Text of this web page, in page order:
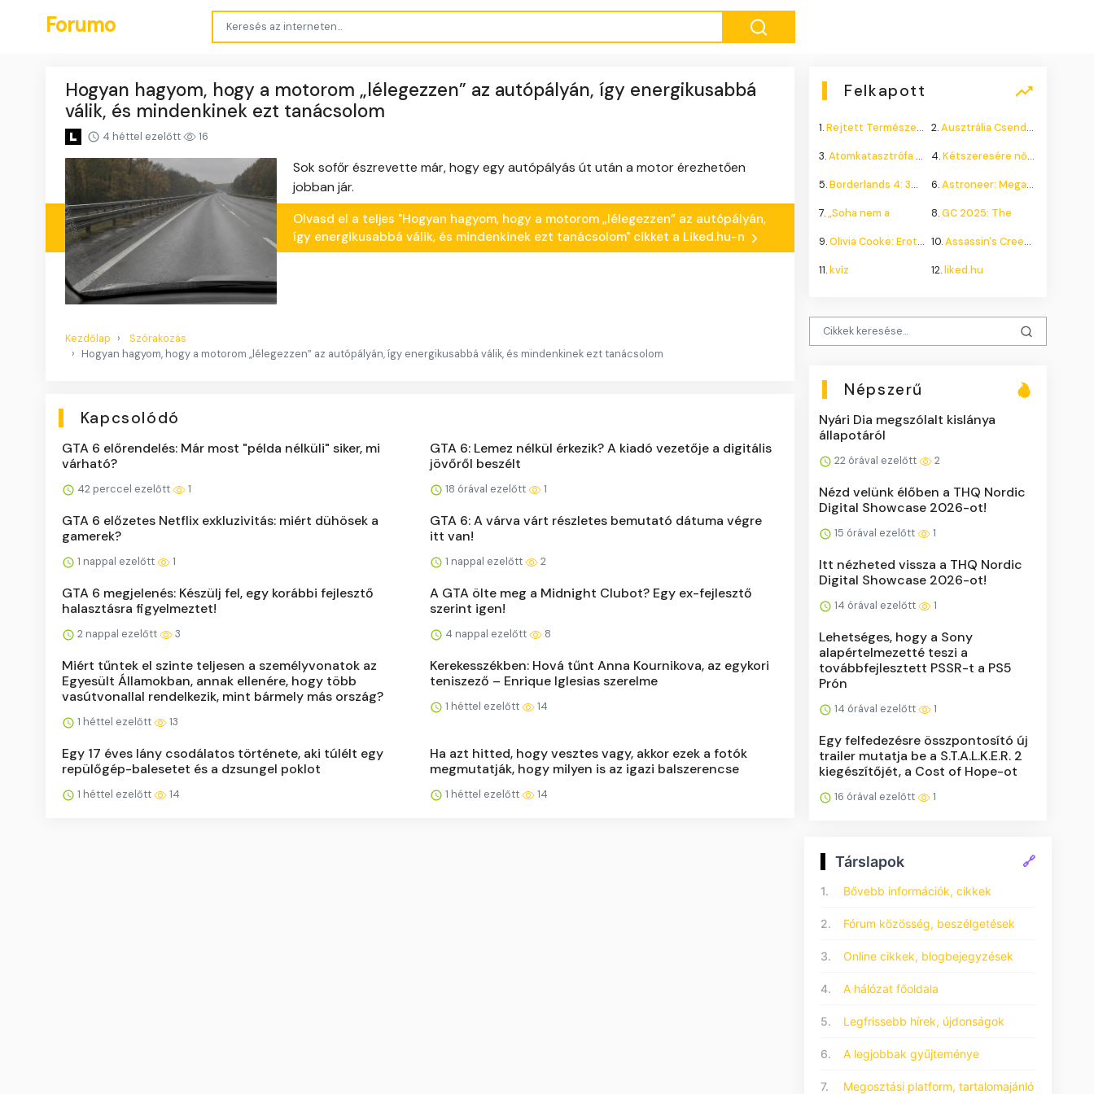
Forumo
Hogyan hagyom, hogy a motorom „lélegezzen” az autópályán, így energikusabbá
válik, és mindenkinek ezt tanácsolom
4 héttel ezelőtt 16
Sok sofőr észrevette már, hogy egy autópályás út után a motor érezhetően
jobban jár.
Olvasd el a teljes "Hogyan hagyom, hogy a motorom „lélegezzen” az autópályán,
így energikusabbá válik, és mindenkinek ezt tanácsolom" cikket a Liked.hu-n
Kezdőlap
Szórakozás
Hogyan hagyom, hogy a motorom „lélegezzen” az autópályán, így energikusabbá válik, és mindenkinek ezt tanácsolom
Kapcsolódó
GTA 6 előrendelés: Már most "példa nélküli" siker, mi
várható?
42 perccel ezelőtt 1
GTA 6: Lemez nélkül érkezik? A kiadó vezetője a digitális
jövőről beszélt
18 órával ezelőtt 1
GTA 6 előzetes Netflix exkluzivitás: miért dühösek a
gamerek?
1 nappal ezelőtt 1
GTA 6: A várva várt részletes bemutató dátuma végre
itt van!
1 nappal ezelőtt 2
GTA 6 megjelenés: Készülj fel, egy korábbi fejlesztő
halasztásra figyelmeztet!
2 nappal ezelőtt 3
A GTA ölte meg a Midnight Clubot? Egy ex-fejlesztő
szerint igen!
4 nappal ezelőtt 8
Miért tűntek el szinte teljesen a személyvonatok az
Egyesült Államokban, annak ellenére, hogy több
vasútvonallal rendelkezik, mint bármely más ország?
1 héttel ezelőtt 13
Kerekesszékben: Hová tűnt Anna Kournikova, az egykori
teniszező – Enrique Iglesias szerelme
1 héttel ezelőtt 14
Egy 17 éves lány csodálatos története, aki túlélt egy
repülőgép-balesetet és a dzsungel poklot
1 héttel ezelőtt 14
Ha azt hitted, hogy vesztes vagy, akkor ezek a fotók
megmutatják, hogy milyen is az igazi balszerencse
1 héttel ezelőtt 14
Felkapott
1.Rejtett Természeti Csoda 2.Ausztrália Csendes Összeomlása
3.Atomkatasztrófa 1985: A 4.Kétszeresére nőhet a
5.Borderlands 4: 300.000+ 6.Astroneer: Megatech DLC
7.„Soha nem a 8.GC 2025: The
9.Olivia Cooke: Erotikus 10.Assassin's Creed Shadows
11.kvíz 12.liked.hu
Népszerű
Nyári Dia megszólalt kislánya
állapotáról
22 órával ezelőtt 2
Nézd velünk élőben a THQ Nordic
Digital Showcase 2026-ot!
15 órával ezelőtt 1
Itt nézheted vissza a THQ Nordic
Digital Showcase 2026-ot!
14 órával ezelőtt 1
Lehetséges, hogy a Sony
alapértelmezetté teszi a
továbbfejlesztett PSSR-t a PS5
Prón
14 órával ezelőtt 1
Egy felfedezésre összpontosító új
trailer mutatja be a S.T.A.L.K.E.R. 2
kiegészítőjét, a Cost of Hope-ot
16 órával ezelőtt 1
Társlapok 🔗
1. Bővebb információk, cikkek
2. Fórum közösség, beszélgetések
3. Online cikkek, blogbejegyzések
4. A hálózat főoldala
5. Legfrissebb hírek, újdonságok
6. A legjobbak gyűjteménye
7. Megosztási platform, tartalomajánló